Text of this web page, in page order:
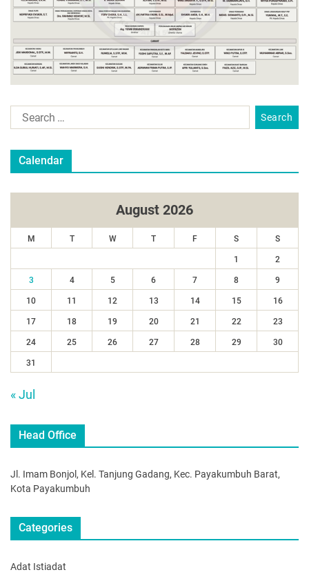
Calendar
August 2026
M T W T F S S
1 2
3 4 5 6 7 8 9
10 11 12 13 14 15 16
17 18 19 20 21 22 23
24 25 26 27 28 29 30
31
« Jul
Head Office
Jl. Imam Bonjol, Kel. Tanjung Gadang, Kec. Payakumbuh Barat,
Kota Payakumbuh
Categories
Adat Istiadat